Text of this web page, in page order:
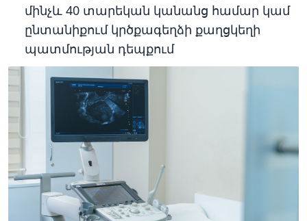
մինչև 40 տարեկան կանանց համար կամ
ընտանիքում կրծքագեղձի քաղցկեղի
պատմության դեպքում